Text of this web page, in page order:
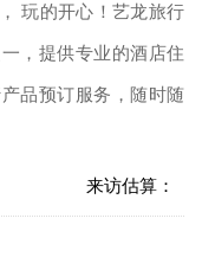
玩的开心！艺龙旅行
，提供专业的酒店住
品预订服务，随时随
来访估算：